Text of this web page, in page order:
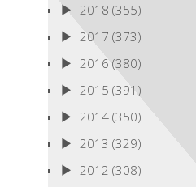
2018 (355)
2017 (373)
2016 (380)
2015 (391)
2014 (350)
2013 (329)
2012 (308)